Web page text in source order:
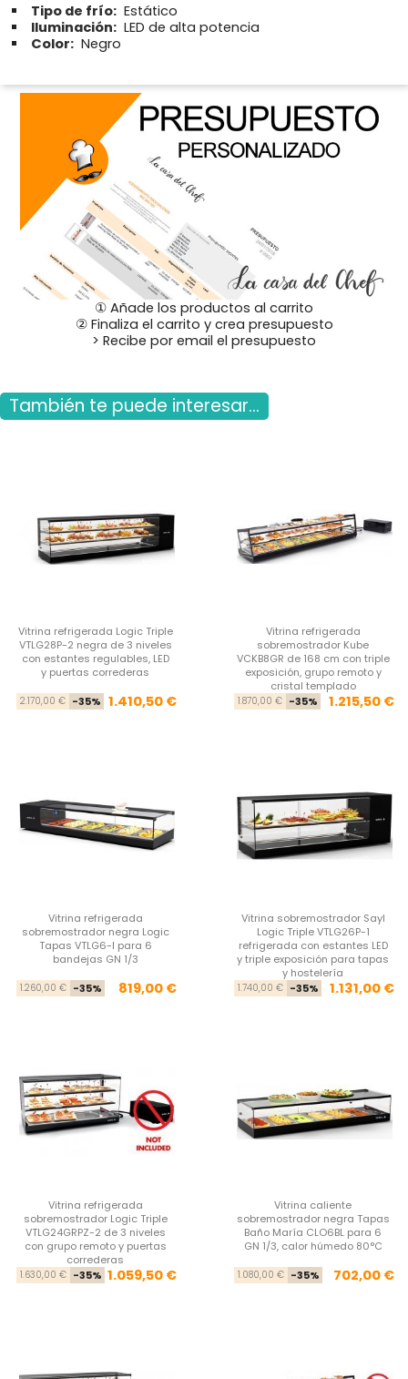
Tipo de frío: Estático
Iluminación: LED de alta potencia
Color: Negro
① Añade los productos al carrito
② Finaliza el carrito y crea presupuesto
> Recibe por email el presupuesto
También te puede interesar...
Vitrina refrigerada Logic Triple
VTLG28P-2 negra de 3 niveles
con estantes regulables, LED
y puertas correderas
Precio base
2.170,00 € -35% Precio
1.410,50 €
Vitrina refrigerada
sobremostrador Kube
VCKB8GR de 168 cm con triple
exposición, grupo remoto y
cristal templado
1.870,00 € -35% 1.215,50 €
Vitrina refrigerada
sobremostrador negra Logic
Tapas VTLG6-I para 6
bandejas GN 1/3
Precio base
1.260,00 € -35% Precio
819,00 €
Vitrina sobremostrador Sayl
Logic Triple VTLG26P-1
refrigerada con estantes LED
y triple exposición para tapas
y hostelería
1.740,00 € -35% 1.131,00 €
Vitrina refrigerada
sobremostrador Logic Triple
VTLG24GRPZ-2 de 3 niveles
con grupo remoto y puertas
correderas
Precio base
1.630,00 € -35% Precio
1.059,50 €
Vitrina caliente
sobremostrador negra Tapas
Baño María CLO6BL para 6
GN 1/3, calor húmedo 80°C
1.080,00 € -35% 702,00 €